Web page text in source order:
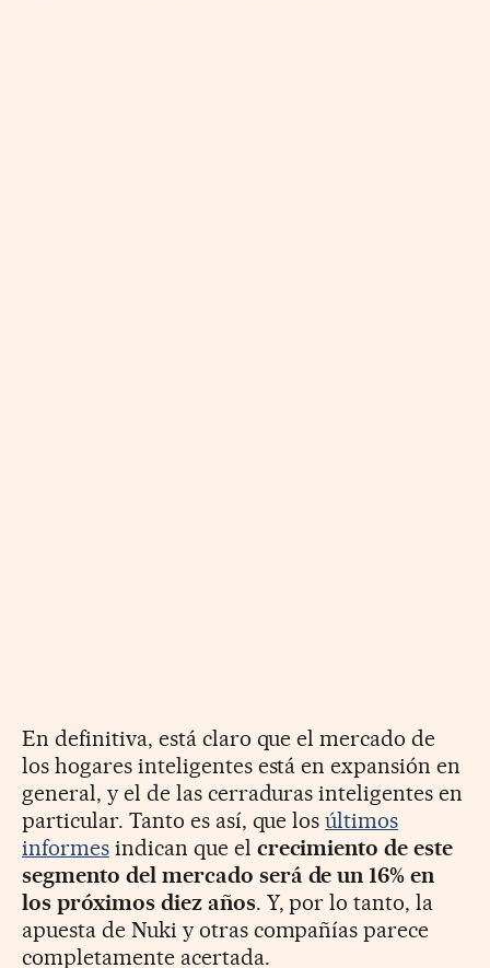
En definitiva, está claro que el mercado de
los hogares inteligentes está en expansión en
general, y el de las cerraduras inteligentes en
particular. Tanto es así, que losúltimos
informesindican que el crecimiento de este
segmento del mercado será de un 16% en
los próximos diez años. Y, por lo tanto, la
apuesta de Nuki y otras compañías parece
completamente acertada.